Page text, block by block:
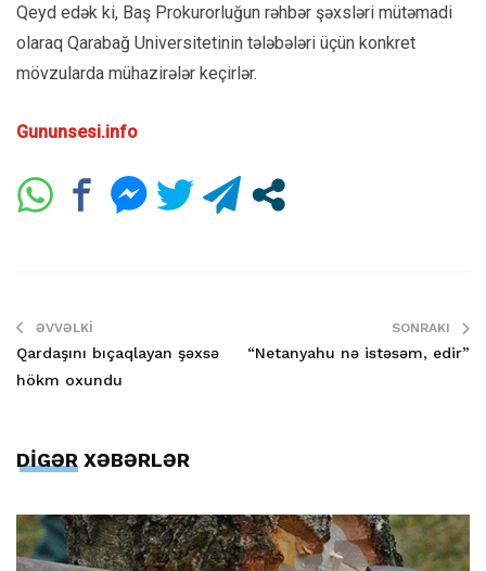
Qeyd edək ki, Baş Prokurorluğun rəhbər şəxsləri mütəmadi
olaraq Qarabağ Universitetinin tələbələri üçün konkret
mövzularda mühazirələr keçirlər.
Gununsesi.info
ƏVVƏLKI
Qardaşını bıçaqlayan şəxsə
hökm oxundu
SONRAKI
“Netanyahu nə istəsəm, edir”
DİGƏR XƏBƏRLƏR